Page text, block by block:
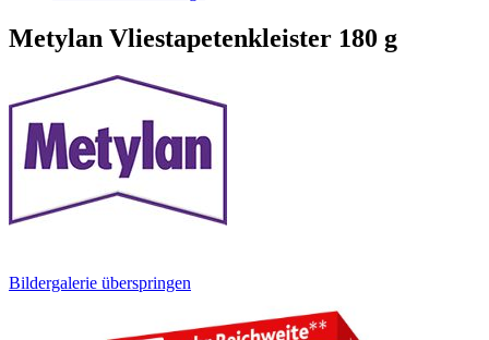
Metylan Vliestapetenkleister 180 g
Bildergalerie überspringen